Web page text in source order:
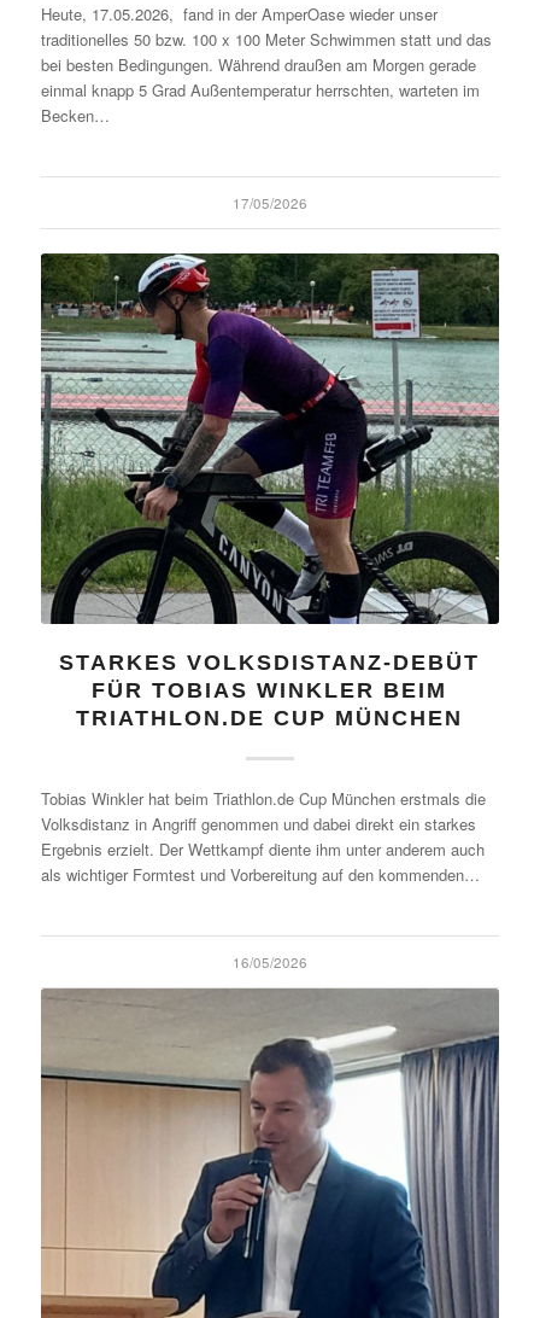
Heute, 17.05.2026, fand in der AmperOase wieder unser
traditionelles 50 bzw. 100 x 100 Meter Schwimmen statt und das
bei besten Bedingungen. Während draußen am Morgen gerade
einmal knapp 5 Grad Außentemperatur herrschten, warteten im
Becken…
17/05/2026
STARKES VOLKSDISTANZ-DEBÜT
FÜR TOBIAS WINKLER BEIM
TRIATHLON.DE CUP MÜNCHEN
Tobias Winkler hat beim Triathlon.de Cup München erstmals die
Volksdistanz in Angriff genommen und dabei direkt ein starkes
Ergebnis erzielt. Der Wettkampf diente ihm unter anderem auch
als wichtiger Formtest und Vorbereitung auf den kommenden…
16/05/2026